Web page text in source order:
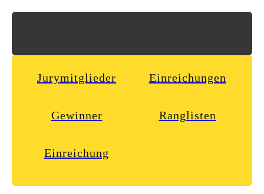
Jurymitglieder Einreichungen
Gewinner Ranglisten
Einreichung